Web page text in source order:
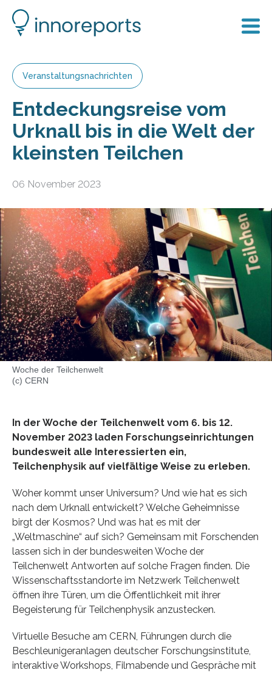
Veranstaltungsnachrichten
Entdeckungsreise vom
Urknall bis in die Welt der
kleinsten Teilchen
06 November 2023
Woche der Teilchenwelt
(c) CERN
In der Woche der Teilchenwelt vom 6. bis 12.
November 2023 laden Forschungseinrichtungen
bundesweit alle Interessierten ein,
Teilchenphysik auf vielfältige Weise zu erleben.
Woher kommt unser Universum? Und wie hat es sich
nach dem Urknall entwickelt? Welche Geheimnisse
birgt der Kosmos? Und was hat es mit der
„Weltmaschine“ auf sich? Gemeinsam mit Forschenden
lassen sich in der bundesweiten Woche der
Teilchenwelt Antworten auf solche Fragen finden. Die
Wissenschaftsstandorte im Netzwerk Teilchenwelt
öffnen ihre Türen, um die Öffentlichkeit mit ihrer
Begeisterung für Teilchenphysik anzustecken.
Virtuelle Besuche am CERN, Führungen durch die
Beschleunigeranlagen deutscher Forschungsinstitute,
interaktive Workshops, Filmabende und Gespräche mit